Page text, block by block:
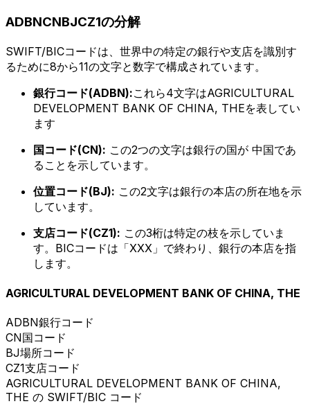
ADBNCNBJCZ1の分解
SWIFT/BICコードは、世界中の特定の銀行や支店を識別す
るために8から11の文字と数字で構成されています。
銀行コード(ADBN):これら4文字はAGRICULTURAL
DEVELOPMENT BANK OF CHINA, THEを表してい
ます
国コード(CN): この2つの文字は銀行の国が 中国であ
ることを示しています。
位置コード(BJ): この2文字は銀行の本店の所在地を示
しています。
支店コード(CZ1): この3桁は特定の枝を示していま
す。BICコードは「XXX」で終わり、銀行の本店を指
します。
AGRICULTURAL DEVELOPMENT BANK OF CHINA, THE
ADBN銀行コード
CN国コード
BJ場所コード
CZ1支店コード
AGRICULTURAL DEVELOPMENT BANK OF CHINA,
THE の SWIFT/BIC コード